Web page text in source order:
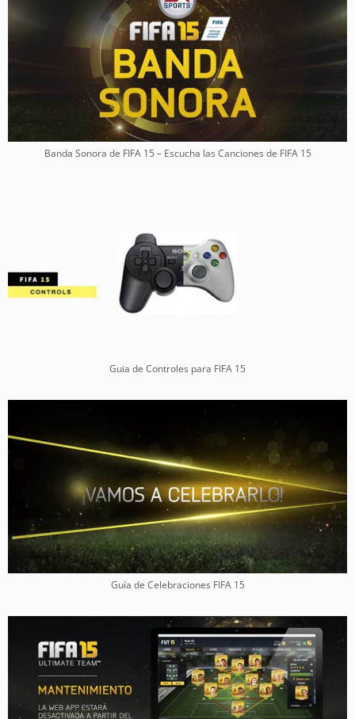
Banda Sonora de FIFA 15 – Escucha las Canciones de FIFA 15
Guia de Controles para FIFA 15
Guía de Celebraciones FIFA 15